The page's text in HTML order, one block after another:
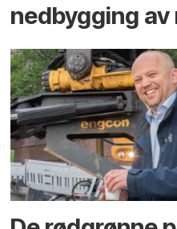
ned­bygging av